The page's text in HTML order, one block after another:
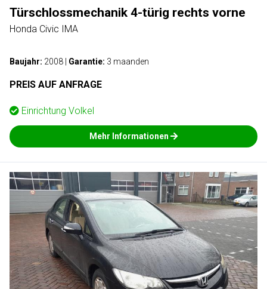
Türschlossmechanik 4-türig rechts vorne
Honda Civic IMA
Baujahr: 2008 Garantie: 3 maanden
PREIS AUF ANFRAGE
Einrichtung Volkel
Mehr Informationen